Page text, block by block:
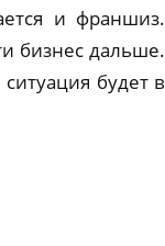
и франшиз.
бизнес дальше.
будет в